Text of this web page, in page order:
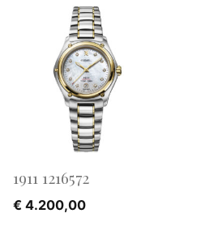
1911 1216572
€ 4.200,00